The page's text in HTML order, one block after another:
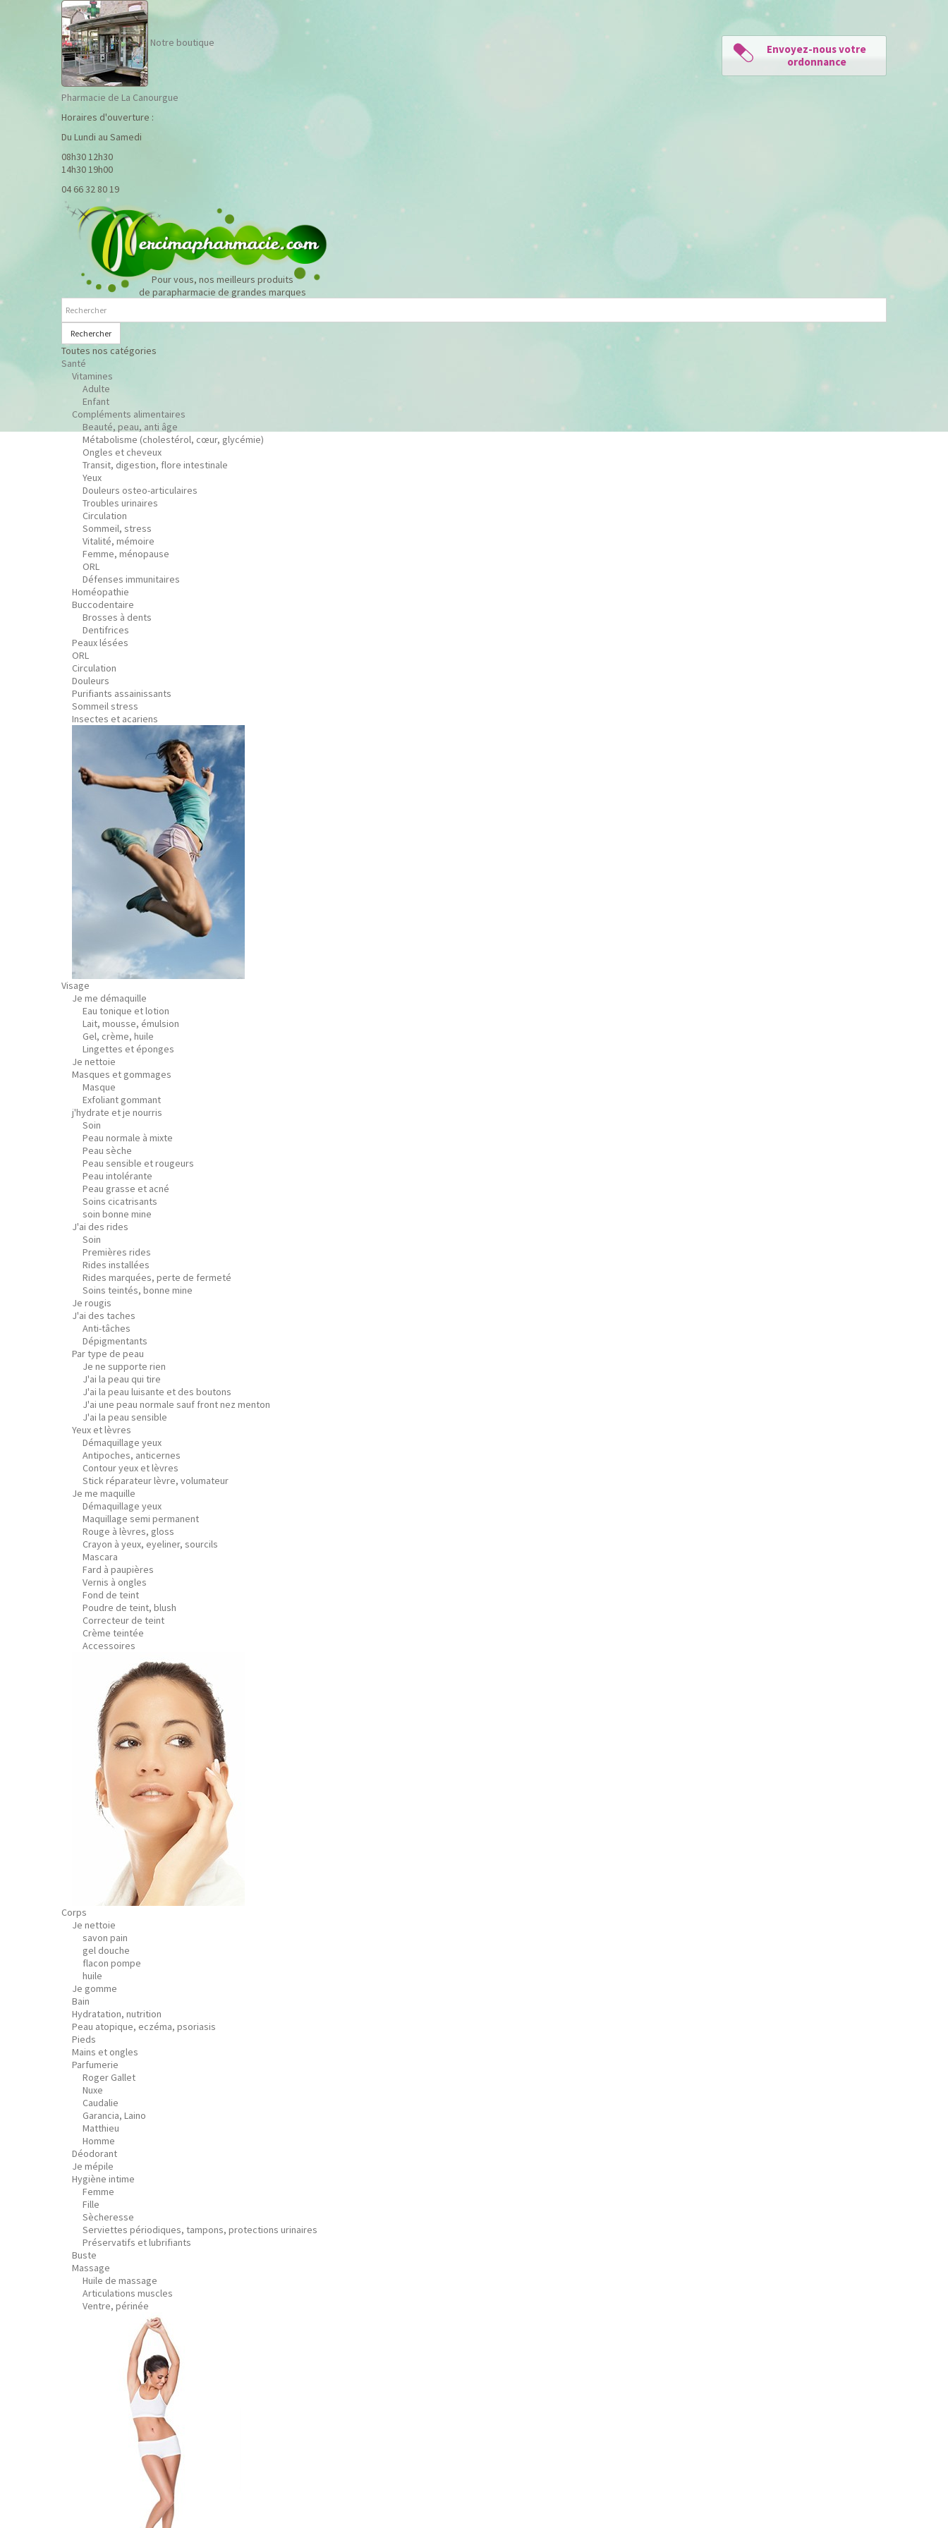
Notre boutique
Pharmacie de La Canourgue
Horaires d'ouverture :
Du Lundi au Samedi
08h30 12h30
14h30 19h00
04 66 32 80 19
Pour vous, nos meilleurs produits
de parapharmacie de grandes marques
Rechercher
Toutes nos catégories
Santé
Vitamines
Adulte
Enfant
Compléments alimentaires
Beauté, peau, anti âge
Métabolisme (cholestérol, cœur, glycémie)
Ongles et cheveux
Transit, digestion, flore intestinale
Yeux
Douleurs osteo-articulaires
Troubles urinaires
Circulation
Sommeil, stress
Vitalité, mémoire
Femme, ménopause
ORL
Défenses immunitaires
Homéopathie
Buccodentaire
Brosses à dents
Dentifrices
Peaux lésées
ORL
Circulation
Douleurs
Purifiants assainissants
Sommeil stress
Insectes et acariens
Visage
Je me démaquille
Eau tonique et lotion
Lait, mousse, émulsion
Gel, crème, huile
Lingettes et éponges
Je nettoie
Masques et gommages
Masque
Exfoliant gommant
j'hydrate et je nourris
Soin
Peau normale à mixte
Peau sèche
Peau sensible et rougeurs
Peau intolérante
Peau grasse et acné
Soins cicatrisants
soin bonne mine
J'ai des rides
Soin
Premières rides
Rides installées
Rides marquées, perte de fermeté
Soins teintés, bonne mine
Je rougis
J'ai des taches
Anti-tâches
Dépigmentants
Par type de peau
Je ne supporte rien
J'ai la peau qui tire
J'ai la peau luisante et des boutons
J'ai une peau normale sauf front nez menton
J'ai la peau sensible
Yeux et lèvres
Démaquillage yeux
Antipoches, anticernes
Contour yeux et lèvres
Stick réparateur lèvre, volumateur
Je me maquille
Démaquillage yeux
Maquillage semi permanent
Rouge à lèvres, gloss
Crayon à yeux, eyeliner, sourcils
Mascara
Fard à paupières
Vernis à ongles
Fond de teint
Poudre de teint, blush
Correcteur de teint
Crème teintée
Accessoires
Corps
Je nettoie
savon pain
gel douche
flacon pompe
huile
Je gomme
Bain
Hydratation, nutrition
Peau atopique, eczéma, psoriasis
Pieds
Mains et ongles
Parfumerie
Roger Gallet
Nuxe
Caudalie
Garancia, Laino
Matthieu
Homme
Déodorant
Je mépile
Hygiène intime
Femme
Fille
Sècheresse
Serviettes périodiques, tampons, protections urinaires
Préservatifs et lubrifiants
Buste
Massage
Huile de massage
Articulations muscles
Ventre, périnée
Envoyez-nous votre
ordonnance